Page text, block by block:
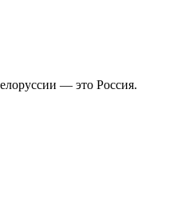
— это Россия.